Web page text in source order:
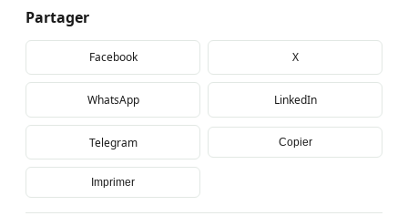
Partager
Facebook X
WhatsApp LinkedIn
Telegram Copier
Imprimer